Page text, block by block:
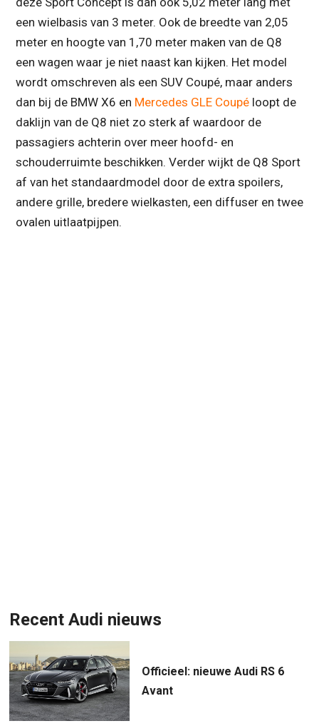
een wielbasis van 3 meter. Ook de breedte van 2,05
meter en hoogte van 1,70 meter maken van de Q8
een wagen waar je niet naast kan kijken. Het model
wordt omschreven als een SUV Coupé, maar anders
dan bij de BMW X6 en Mercedes GLE Coupéloopt de
daklijn van de Q8 niet zo sterk af waardoor de
passagiers achterin over meer hoofd- en
schouderruimte beschikken. Verder wijkt de Q8 Sport
af van het standaardmodel door de extra spoilers,
andere grille, bredere wielkasten, een diffuser en twee
ovalen uitlaatpijpen.
Recent Audi nieuws
Officieel: nieuwe Audi RS 6
Avant